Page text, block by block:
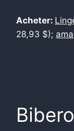
Acheter:
28,93 $);